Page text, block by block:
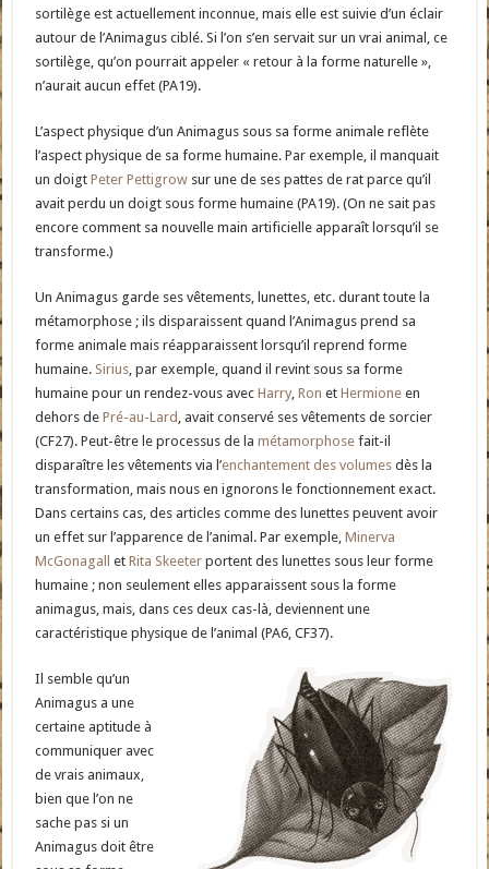
sortilège est actuellement inconnue, mais elle est suivie d’un éclair
autour de l’Animagus ciblé. Si l’on s’en servait sur un vrai animal, ce
sortilège, qu’on pourrait appeler « retour à la forme naturelle »,
n’aurait aucun effet (PA19).
L’aspect physique d’un Animagus sous sa forme animale reflète
l’aspect physique de sa forme humaine. Par exemple, il manquait
un doigtPeter Pettigrow sur une de ses pattes de rat parce qu’il
avait perdu un doigt sous forme humaine (PA19). (On ne sait pas
encore comment sa nouvelle main artificielle apparaît lorsqu’il se
transforme.)
Un Animagus garde ses vêtements, lunettes, etc. durant toute la
métamorphose ; ils disparaissent quand l’Animagus prend sa
forme animale mais réapparaissent lorsqu’il reprend forme
humaine. Sirius, par exemple, quand il revint sous sa forme
humaine pour un rendez-vous avecHarry,Ron etHermione en
dehors dePré-au-Lard , avait conservé ses vêtements de sorcier
(CF27). Peut-être le processus de lamétamorphose fait-il
disparaître les vêtements via l’enchantement des volumes dès la
transformation, mais nous en ignorons le fonctionnement exact.
Dans certains cas, des articles comme des lunettes peuvent avoir
un effet sur l’apparence de l’animal. Par exemple,Minerva
McGonagall
etRita Skeeter portent des lunettes sous leur forme
humaine ; non seulement elles apparaissent sous la forme
animagus, mais, dans ces deux cas-là, deviennent une
caractéristique physique de l’animal (PA6, CF37).
Il semble qu’un
Animagus a une
certaine aptitude à
communiquer avec
de vrais animaux,
bien que l’on ne
sache pas si un
Animagus doit être